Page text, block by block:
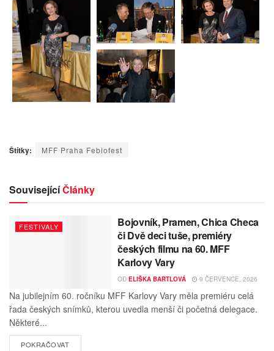
Štítky: MFF Praha Febiofest
SouvisejícíČlánky
FESTIVALY
Bojovník, Pramen, Chica Checa
či Dvě deci tuše, premiéry
českých filmu na 60. MFF
Karlovy Vary
OD ELIŠKA BARTLOVÁ 9 ČERVENCE, 2026
Na jubilejním 60. ročníku MFF Karlovy Vary měla premiéru celá
řada českých snímků, kterou uvedla menší či početná delegace.
Některé...
POKRAČOVAT